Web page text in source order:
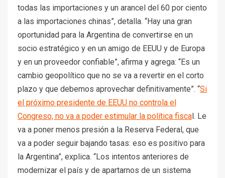
todas las importaciones y un arancel del 60 por ciento
a las importaciones chinas”, detalla. “Hay una gran
oportunidad para la Argentina de convertirse en un
socio estratégico y en un amigo de EEUU y de Europa
y en un proveedor confiable”, afirma y agrega: “Es un
cambio geopolítico que no se va a revertir en el corto
plazo y que debemos aprovechar definitivamente”. “Si
el próximo presidente de EEUU no controla el
Congreso, no va a poder estimular la política fiscal. Le
va a poner menos presión a la Reserva Federal, que
va a poder seguir bajando tasas: eso es positivo para
la Argentina”, explica. “Los intentos anteriores de
modernizar el país y de apartarnos de un sistema